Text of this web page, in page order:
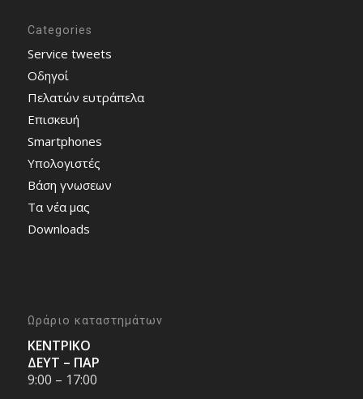
Categories
Service tweets
Οδηγοί
Πελατών ευτράπελα
Επισκευή
Smartphones
Υπολογιστές
Bάση γνωσεων
Τα νέα μας
Downloads
Ωράριο καταστημάτων
ΚΕΝΤΡΙΚΟ
ΔΕΥΤ – ΠΑΡ
9:00 – 17:00